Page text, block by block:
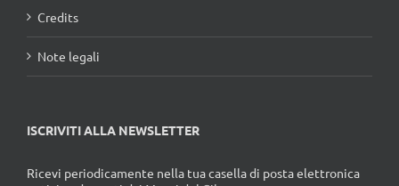
Credits
Note legali
ISCRIVITI ALLA NEWSLETTER
Ricevi periodicamente nella tua casella di posta elettronica